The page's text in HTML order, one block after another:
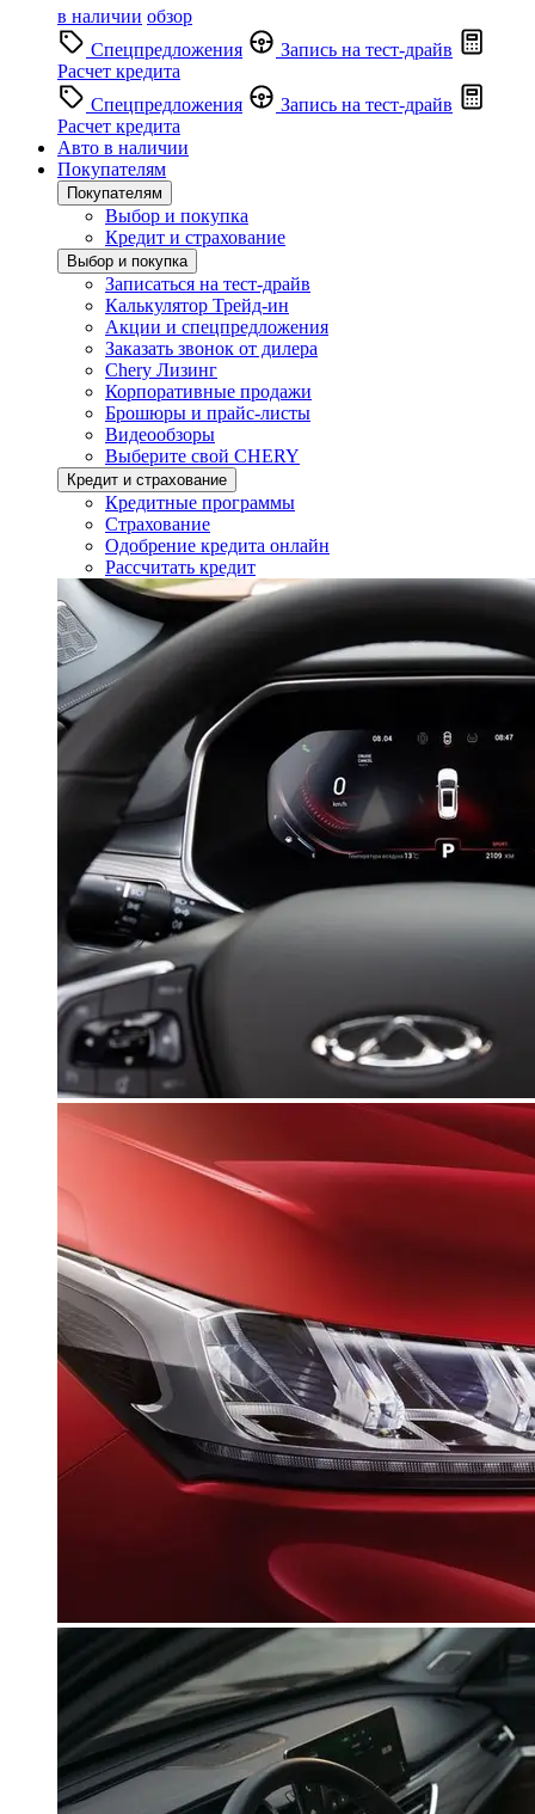
в наличии обзор
Спецпредложения
Запись на тест-драйв
Расчет кредита
Спецпредложения
Запись на тест-драйв
Расчет кредита
Авто в наличии
Покупателям
Покупателям
Выбор и покупка
Кредит и страхование
Выбор и покупка
Записаться на тест-драйв
Калькулятор Трейд-ин
Акции и спецпредложения
Заказать звонок от дилера
Chery Лизинг
Корпоративные продажи
Брошюры и прайс-листы
Видеообзоры
Выберите свой CHERY
Кредит и страхование
Кредитные программы
Страхование
Одобрение кредита онлайн
Рассчитать кредит